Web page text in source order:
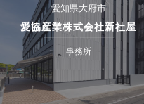
愛知県大府市
愛協産業株式会社新社屋
事務所